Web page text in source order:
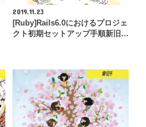
2019.11.23
[Ruby]Rails6.0におけるプロジェ
クト初期セットアップ手順新旧…
劇評